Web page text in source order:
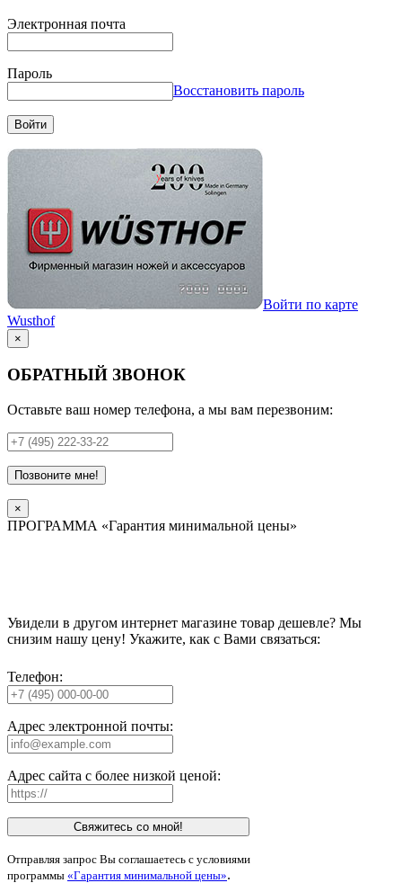
Электронная почта
Пароль
Восстановить пароль
Войти
Войти по карте
Wusthof
×
ОБРАТНЫЙ ЗВОНОК
Оставьте ваш номер телефона, а мы вам перезвоним:
Позвоните мне!
×
ПРОГРАММА «Гарантия минимальной цены»
Увидели в другом интернет магазине товар дешевле? Мы
снизим нашу цену! Укажите, как с Вами связаться:
Телефон:
Адрес электронной почты:
Адрес сайта с более низкой ценой:
Свяжитесь со мной!
Отправляя запрос Вы соглашаетесь с условиями
программы «Гарантия минимальной цены».